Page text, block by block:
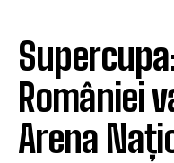
României
Arena